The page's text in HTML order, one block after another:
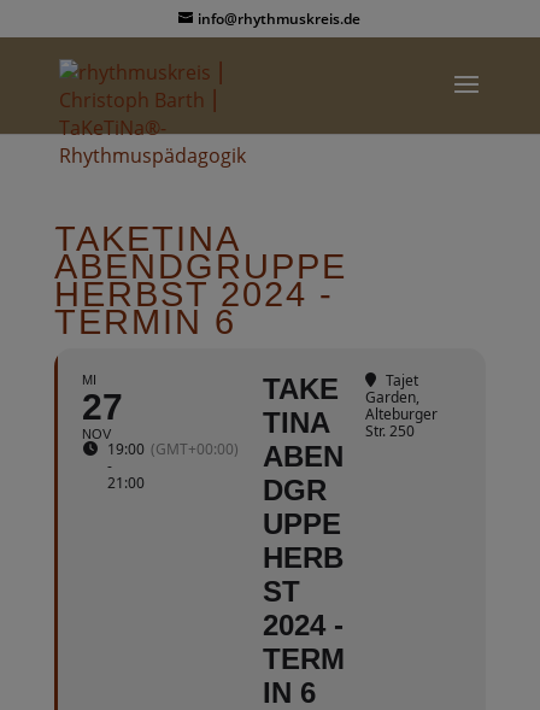
info@rhythmuskreis.de
TAKETINA
ABENDGRUPPE
HERBST 2024 -
TERMIN 6
MI
27
NOV
19:00
-
21:00
(GMT+00:00)
TAKE
TINA
ABEN
DGR
UPPE
HERB
ST
2024 -
TERM
IN 6
Tajet
Garden,
Alteburger
Str. 250